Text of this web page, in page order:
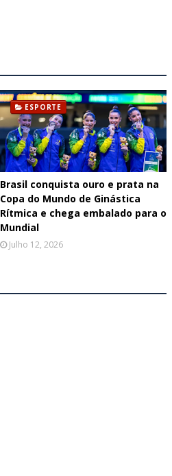
ESPORTE
Brasil conquista ouro e prata na
Copa do Mundo de Ginástica
Rítmica e chega embalado para o
Mundial
Julho 12, 2026